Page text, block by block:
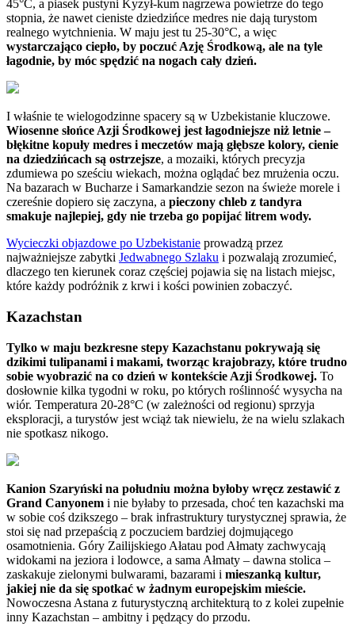
45°C, a piasek pustyni Kyzył-kum nagrzewa powietrze do tego
stopnia, że nawet cieniste dziedzińce medres nie dają turystom
realnego wytchnienia. W maju jest tu 25-30°C, a więc
wystarczająco ciepło, by poczuć Azję Środkową, ale na tyle
łagodnie, by móc spędzić na nogach cały dzień.
I właśnie te wielogodzinne spacery są w Uzbekistanie kluczowe.
Wiosenne słońce Azji Środkowej jest łagodniejsze niż letnie –
błękitne kopuły medres i meczetów mają głębsze kolory, cienie
na dziedzińcach są ostrzejsze, a mozaiki, których precyzja
zdumiewa po sześciu wiekach, można oglądać bez mrużenia oczu.
Na bazarach w Bucharze i Samarkandzie sezon na świeże morele i
czereśnie dopiero się zaczyna, a pieczony chleb z tandyra
smakuje najlepiej, gdy nie trzeba go popijać litrem wody.
Wycieczki objazdowe po Uzbekistanie prowadzą przez
najważniejsze zabytki Jedwabnego Szlaku i pozwalają zrozumieć,
dlaczego ten kierunek coraz częściej pojawia się na listach miejsc,
które każdy podróżnik z krwi i kości powinien zobaczyć.
Kazachstan
Tylko w maju bezkresne stepy Kazachstanu pokrywają się
dzikimi tulipanami i makami, tworząc krajobrazy, które trudno
sobie wyobrazić na co dzień w kontekście Azji Środkowej. To
dosłownie kilka tygodni w roku, po których roślinność wysycha na
wiór. Temperatura 20-28°C (w zależności od regionu) sprzyja
eksploracji, a turystów jest wciąż tak niewielu, że na wielu szlakach
nie spotkasz nikogo.
Kanion Szaryński na południu można byłoby wręcz zestawić z
Grand Canyonem i nie byłaby to przesada, choć ten kazachski ma
w sobie coś dzikszego – brak infrastruktury turystycznej sprawia, że
stoi się nad przepaścią z poczuciem bardziej dojmującego
osamotnienia. Góry Zailijskiego Ałatau pod Ałmaty zachwycają
widokami na jeziora i lodowce, a sama Ałmaty – dawna stolica –
zaskakuje zielonymi bulwarami, bazarami i mieszanką kultur,
jakiej nie da się spotkać w żadnym europejskim mieście.
Nowoczesna Astana z futurystyczną architekturą to z kolei zupełnie
inny Kazachstan – ambitny i pędzący do przodu.